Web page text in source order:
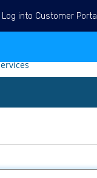
Log into Customer Portal